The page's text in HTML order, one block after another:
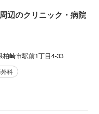
辺のクリニック・病院
柏崎市駅前1丁目4-33
科